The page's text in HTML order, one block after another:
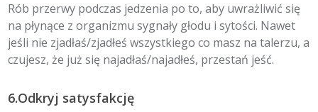
Rób przerwy podczas jedzenia po to, aby uwrażliwić się
na płynące z organizmu sygnały głodu i sytości. Nawet
jeśli nie zjadłaś/zjadłeś wszystkiego co masz na talerzu, a
czujesz, że już się najadłaś/najadłeś, przestań jeść.
6.Odkryj satysfakcję